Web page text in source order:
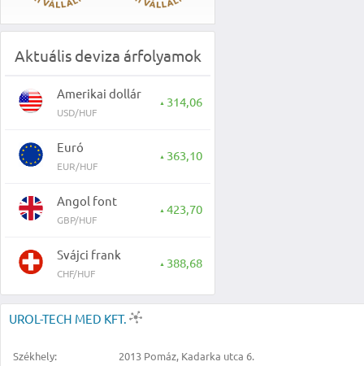
Aktuális deviza árfolyamok
Amerikai dollár
USD/HUF
▲ 314,06
Euró
EUR/HUF
▲ 363,10
Angol font
GBP/HUF
▲ 423,70
Svájci frank
CHF/HUF
▲ 388,68
UROL-TECH MED KFT.
Székhely:
2013 Pomáz, Kadarka utca 6.